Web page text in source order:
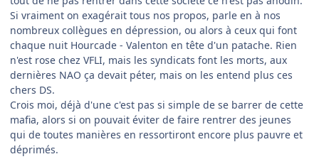
Si vraiment on exagérait tous nos propos, parle en à nos
nombreux collègues en dépression, ou alors à ceux qui font
chaque nuit Hourcade - Valenton en tête d'un patache. Rien
n'est rose chez VFLI, mais les syndicats font les morts, aux
dernières NAO ça devait péter, mais on les entend plus ces
chers DS.
Crois moi, déjà d'une c'est pas si simple de se barrer de cette
mafia, alors si on pouvait éviter de faire rentrer des jeunes
qui de toutes manières en ressortiront encore plus pauvre et
déprimés.